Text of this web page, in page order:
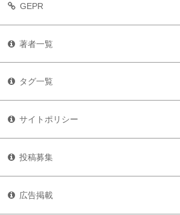
GEPR
著者一覧
タグ一覧
サイトポリシー
投稿募集
広告掲載